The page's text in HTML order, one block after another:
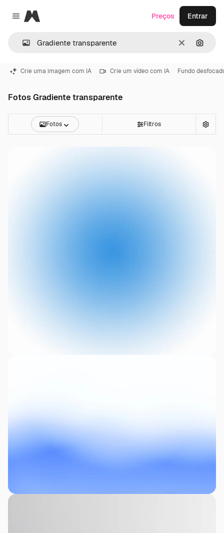
Close menu
Magnific
Limpar
Preços Entrar
Crie uma imagem com IA Crie um vídeo com IA Fundo
Fotos Gradiente transparente
Fotos Filtros